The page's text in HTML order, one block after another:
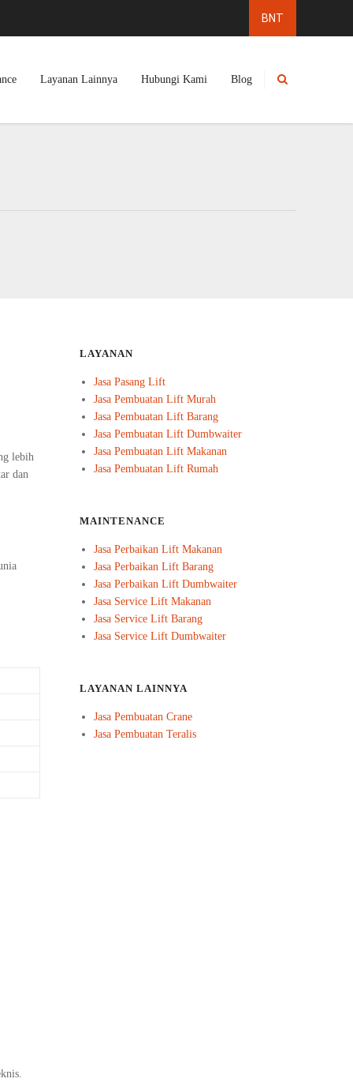
Layanan Lainnya Hubungi Kami Blog
lebih
dan
LAYANAN
Jasa Pasang Lift
Jasa Pembuatan Lift Murah
Jasa Pembuatan Lift Barang
Jasa Pembuatan Lift Dumbwaiter
Jasa Pembuatan Lift Makanan
Jasa Pembuatan Lift Rumah
MAINTENANCE
Jasa Perbaikan Lift Makanan
Jasa Perbaikan Lift Barang
Jasa Perbaikan Lift Dumbwaiter
Jasa Service Lift Makanan
Jasa Service Lift Barang
Jasa Service Lift Dumbwaiter
LAYANAN LAINNYA
Jasa Pembuatan Crane
Jasa Pembuatan Teralis